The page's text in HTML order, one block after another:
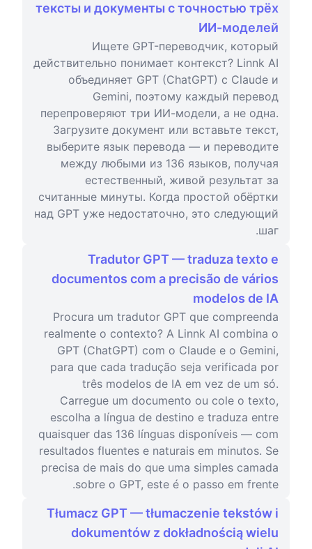
тексты и документы с точностью трёх
ИИ-моделей
Ищете GPT-переводчик, который
действительно понимает контекст? Linnk AI
объединяет GPT (ChatGPT) с Claude и
Gemini, поэтому каждый перевод
перепроверяют три ИИ-модели, а не одна.
Загрузите документ или вставьте текст,
выберите язык перевода — и переводите
между любыми из 136 языков, получая
естественный, живой результат за
считанные минуты. Когда простой обёртки
над GPT уже недостаточно, это следующий
шаг.
Tradutor GPT — traduza texto e
documentos com a precisão de vários
modelos de IA
Procura um tradutor GPT que compreenda
realmente o contexto? A Linnk AI combina o
GPT (ChatGPT) com o Claude e o Gemini,
para que cada tradução seja verificada por
três modelos de IA em vez de um só.
Carregue um documento ou cole o texto,
escolha a língua de destino e traduza entre
quaisquer das 136 línguas disponíveis — com
resultados fluentes e naturais em minutos. Se
precisa de mais do que uma simples camada
sobre o GPT, este é o passo em frente.
Tłumacz GPT — tłumaczenie tekstów i
dokumentów z dokładnością wielu